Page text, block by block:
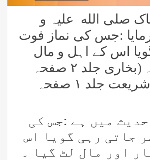
صلی الله علیہ و
:جس کی نماز فوت
اس کے اہل و مال
جاتے رہے۔ (بخاری جلد ٢ صفحہ
١٠٥،بہار شریعت جلد ١ صفحہ
میں ہے :جس کی
جاتی رہی گویا اس
اور مال لٹ گیا ۔